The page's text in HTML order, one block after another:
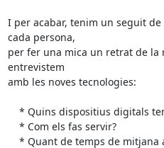
I per acabar, tenim un seguit
cada persona,
per fer una mica un retrat de la
entrevistem
amb les noves tecnologies: